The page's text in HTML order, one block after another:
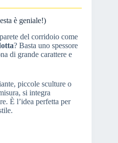
è geniale!)
del corridoio come
? Basta uno spessore
di grande carattere e
piccole sculture o
si integra
È l’idea perfetta per